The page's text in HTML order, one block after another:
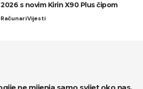
2026 s novim Kirin X90 Plus čipom
RačunariVijesti